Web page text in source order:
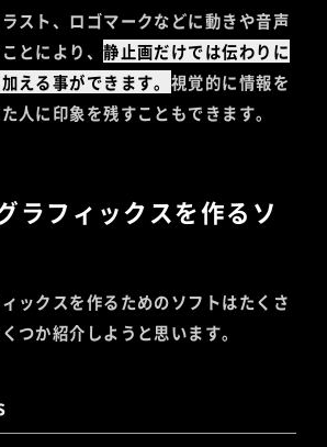
スト、ロゴマークなどに動きや音声
とにより、静止画だけでは伝わりに
える事ができます。 視覚的に情報を
人に印象を残すこともできます。
ラフィックスを作るソ
ックスを作るためのソフトはたくさ
つか紹介しようと思います。